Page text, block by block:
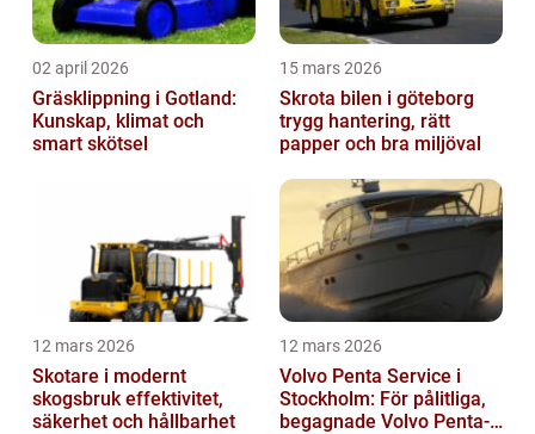
02 april 2026
Gräsklippning i Gotland:
Kunskap, klimat och
smart skötsel
15 mars 2026
Skrota bilen i göteborg
trygg hantering, rätt
papper och bra miljöval
12 mars 2026
Skotare i modernt
skogsbruk effektivitet,
säkerhet och hållbarhet
12 mars 2026
Volvo Penta Service i
Stockholm: För pålitliga,
begagnade Volvo Penta-